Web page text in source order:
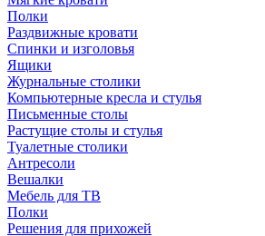
Полки
Раздвижные кровати
Спинки и изголовья
Ящики
Журнальные столики
Компьютерные кресла и стулья
Письменные столы
Растущие столы и стулья
Туалетные столики
Антресоли
Вешалки
Мебель для ТВ
Полки
Решения для прихожей